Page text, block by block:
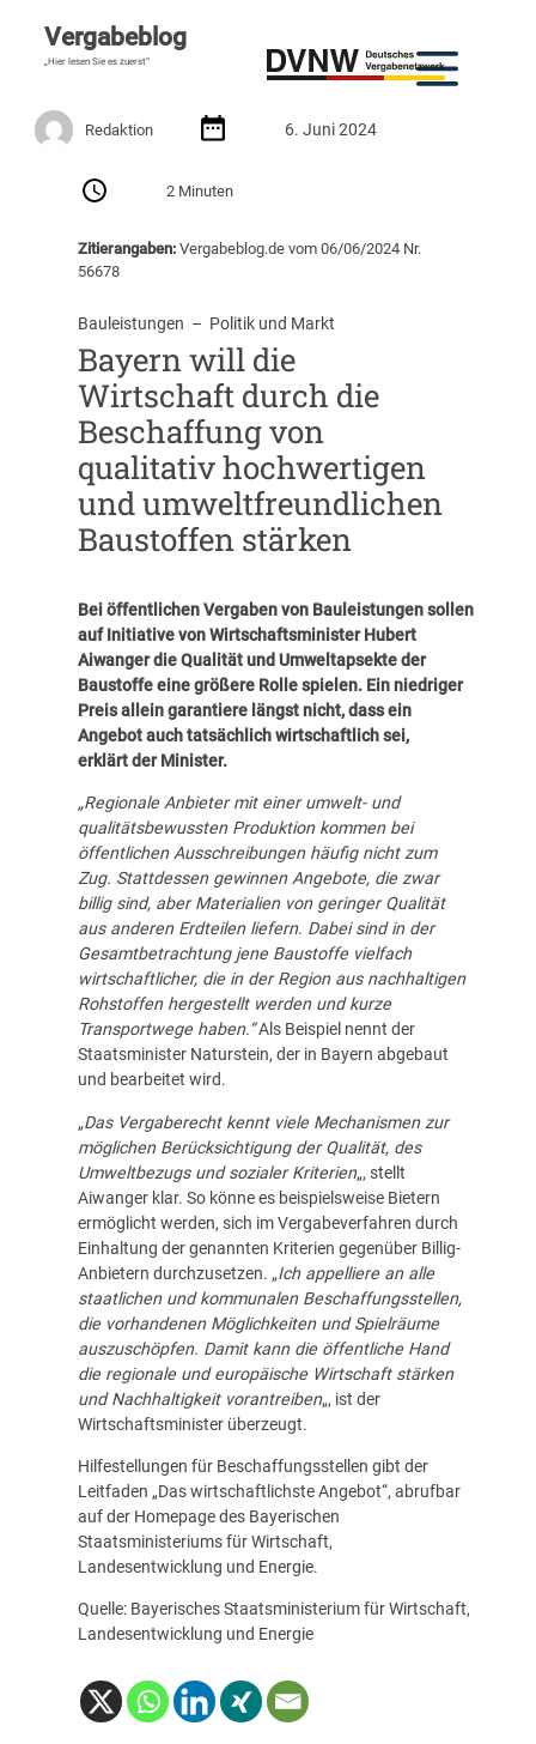
Vergabeblog
„Hier lesen Sie es zuerst“
Redaktion 6. Juni 2024
2 Minuten
Zitierangaben:Vergabeblog.de vom 06/06/2024 Nr.
56678
Bauleistungen
  –
Politik und Markt
Bayern will die
Wirtschaft durch die
Beschaffung von
qualitativ hochwertigen
und umweltfreundlichen
Baustoffen stärken
Bei öffentlichen Vergaben von Bauleistungen sollen
auf Initiative von Wirtschaftsminister Hubert
Aiwanger die Qualität und Umweltapsekte der
Baustoffe eine größere Rolle spielen. Ein niedriger
Preis allein garantiere längst nicht, dass ein
Angebot auch tatsächlich wirtschaftlich sei,
erklärt der Minister.
„Regionale Anbieter mit einer umwelt- und
qualitätsbewussten Produktion kommen bei
öffentlichen Ausschreibungen häufig nicht zum
Zug. Stattdessen gewinnen Angebote, die zwar
billig sind, aber Materialien von geringer Qualität
aus anderen Erdteilen liefern. Dabei sind in der
Gesamtbetrachtung jene Baustoffe vielfach
wirtschaftlicher, die in der Region aus nachhaltigen
Rohstoffen hergestellt werden und kurze
Transportwege haben.“Als Beispiel nennt der
Staatsminister Naturstein, der in Bayern abgebaut
und bearbeitet wird.
„Das Vergaberecht kennt viele Mechanismen zur
möglichen Berücksichtigung der Qualität, des
Umweltbezugs und sozialer Kriterien„, stellt
Aiwanger klar. So könne es beispielsweise Bietern
ermöglicht werden, sich im Vergabeverfahren durch
Einhaltung der genannten Kriterien gegenüber Billig-
Anbietern durchzusetzen. „Ich appelliere an alle
staatlichen und kommunalen Beschaffungsstellen,
die vorhandenen Möglichkeiten und Spielräume
auszuschöpfen. Damit kann die öffentliche Hand
die regionale und europäische Wirtschaft stärken
und Nachhaltigkeit vorantreiben„, ist der
Wirtschaftsminister überzeugt.
Hilfestellungen für Beschaffungsstellen gibt der
Leitfaden „Das wirtschaftlichste Angebot“, abrufbar
auf der Homepage des Bayerischen
Staatsministeriums für Wirtschaft,
Landesentwicklung und Energie.
Quelle: Bayerisches Staatsministerium für Wirtschaft,
Landesentwicklung und Energie